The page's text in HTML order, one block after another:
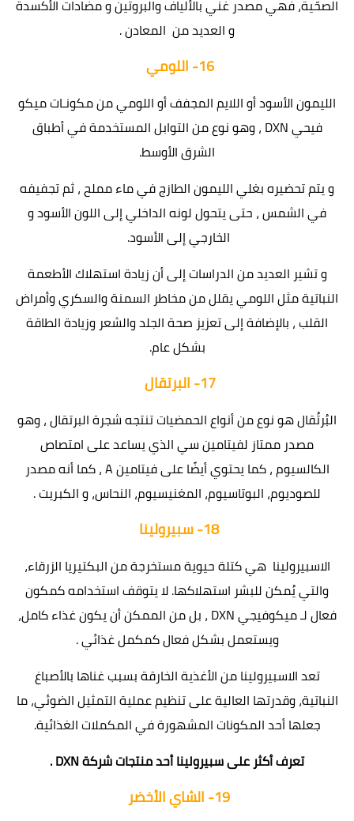
الصحّية، فهي مصدر غني بالألياف والبروتين و مضادات الأكسدة
و العديد من المعادن .
16- اللومي
الليمون الأسود أو اللايم المجفف أو اللومي من مكونـات ميكو
فيحي DXN ، وهو نوع من التوابل المستخدمة في أطباق
الشرق الأوسط.
و يتم تحضيره بغلي الليمون الطازج في ماء مملح ، ثم تجفيفه
في الشمس ، حتى يتحول لونه الداخلي إلى اللون الأسود و
الخارجي إلى الأسود.
و تشير العديد من الدراسات إلى أن زيادة استهلاك الأطعمة
النباتية مثل اللومي يقلل من مخاطر السمنة والسكري وأمراض
القلب ، بالإضافة إلى تعزيز صحة الجلد والشعر وزيادة الطاقة
بشكل عام.
17- البرتقال
البُرتُقال هو نوع من أنواع الحمضيات تنتجه شجرة البرتقال ، وهو
مصدر ممتاز لفيتامين سي الذي يساعد على امتصاص
الكالسيوم ، كما يحتوي أيضًا على فيتامين A ، كما أنه مصدر
للصوديوم، البوتاسيوم، المغنيسيوم، النحاس، و الكبريت .
18- سبيرولينا
الاسبيرولينا ‏ هي كتلة حيوية مستخرجة من البكتيريا الزرقاء،
والتي يُمكن للبشر استهلاكها. لا يتوقف استخدامه كمكون
فعال لـ ميكوفيجي DXN ، بل من الممكن أن يكون غذاء كامل،
ويستعمل بشكل فعال كمكمل غذائي .
تعد الاسبيرولينا من الأغذية الخارقة بسبب غناها بالأصباغ
النباتية، وقدرتها العالية على تنظيم عملية التمثيل الضوئي، ما
جعلها أحد المكونات المشهورة في المكملات الغذائية.
تعرف أكثر علىسبيروليناأحد منتجات شركة DXN .
19- الشاي الأخضر